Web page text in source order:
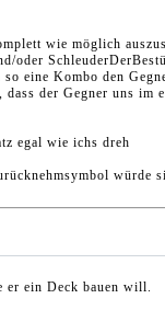
wie möglich
eine Kombo den
der Gegner uns
egal wie ichs dreh
würde
er ein Deck bauen will.